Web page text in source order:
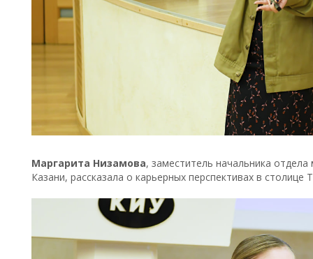
Маргарита Низамова, заместитель начальника
Казани, рассказала о карьерных перспективах в столице